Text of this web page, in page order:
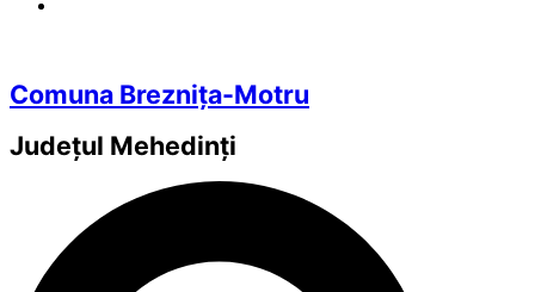
Comuna Breznița-Motru
Județul Mehedinți